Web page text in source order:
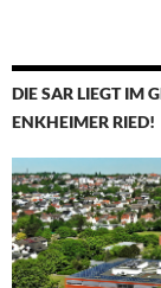
DIE SAR LIEGT IM
ENKHEIMER RIED!